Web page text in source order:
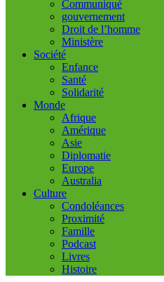
Communiqué
gouvernement
Droit de l’homme
Ministère
Société
Enfance
Santé
Solidarité
Monde
Afrique
Amérique
Asie
Diplomatie
Europe
Australia
Culture
Condoléances
Proximité
Famille
Podcast
Livres
Histoire